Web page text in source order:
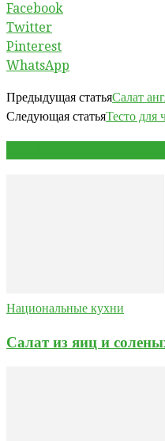
Facebook
Twitter
Pinterest
WhatsApp
Предыдущая статьяСалат
Следующая статьяТесто для
Национальные кухни
Салат из яиц и